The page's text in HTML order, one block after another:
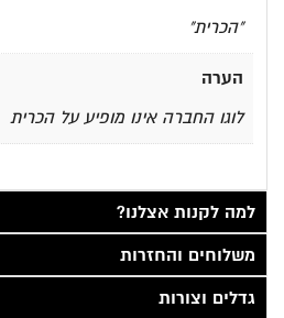
"הכרית"
הערה
לוגו החברה אינו מופיע על הכרית
למה לקנות אצלנו?
משלוחים והחזרות
גדלים וצורות